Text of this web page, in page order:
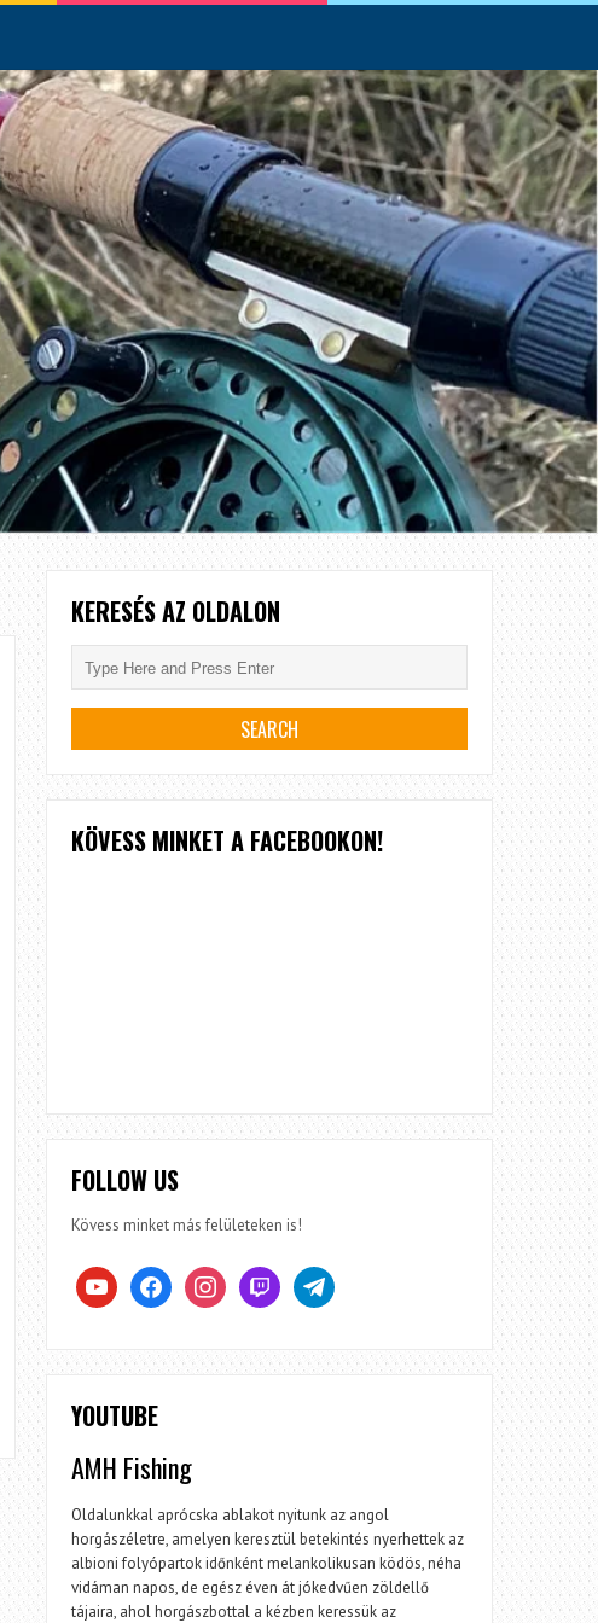
KERESÉS AZ OLDALON
KÖVESS MINKET A FACEBOOKON!
FOLLOW US
Kövess minket más felületeken is!
youtubefacebookinstagramtwitch telegram
YOUTUBE
AMH Fishing
Oldalunkkal aprócska ablakot nyitunk az angol
horgászéletre, amelyen keresztül betekintés nyerhettek az
albioni folyópartok időnként melankolikusan ködös, néha
vidáman napos, de egész éven át jókedvűen zöldellő
tájaira, ahol horgászbottal a kézben keressük az